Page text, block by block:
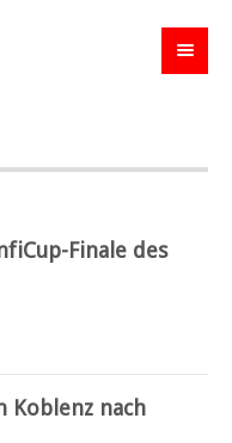
Finale des
Koblenz nach